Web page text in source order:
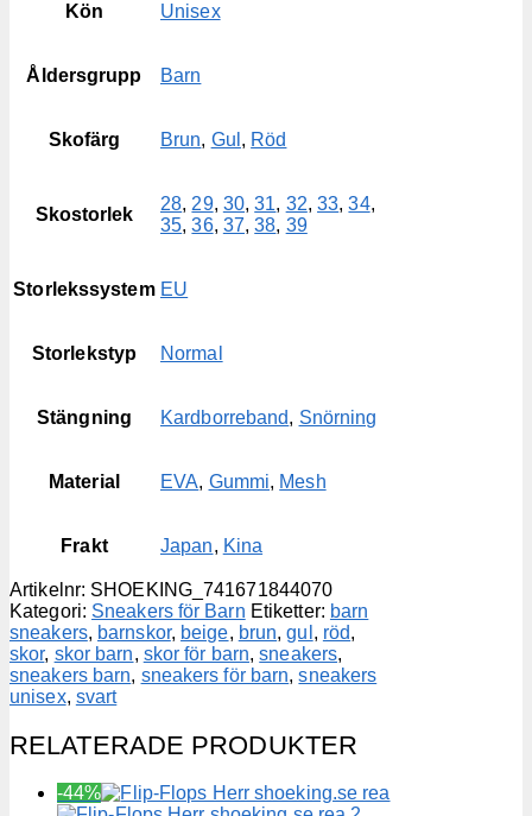
Kön Unisex
Åldersgrupp Barn
Skofärg Brun, Gul , Röd
Skostorlek
28,29, 30,31, 32,33,34,
35,36, 37,38, 39
Storlekssystem EU
Storlekstyp Normal
Stängning Kardborreband, Snörning
Material EVA, Gummi, Mesh
Frakt Japan, Kina
Artikelnr: SHOEKING_741671844070
Kategori: Sneakers för Barn Etiketter: barn
sneakers, barnskor, beige, brun,gul , röd,
skor, skor barn, skor för barn,sneakers,
sneakers barn, sneakers för barn,sneakers
unisex, svart
RELATERADE PRODUKTER
-44%